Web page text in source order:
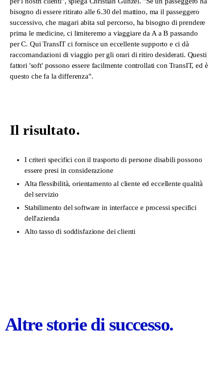
bisogno di essere ritirato alle 6.30 del mattino, ma il passeggero
successivo, che magari abita sul percorso, ha bisogno di prendere
prima le medicine, ci limiteremo a viaggiare da A a B passando
per C. Qui TransIT ci fornisce un eccellente supporto e ci dà
raccomandazioni di viaggio per gli orari di ritiro desiderati. Questi
fattori 'soft' possono essere facilmente controllati con TransIT, ed è
questo che fa la differenza".
Il risultato.
I criteri specifici con il trasporto di persone disabili possono
essere presi in considerazione
Alta flessibilità, orientamento al cliente ed eccellente qualità
del servizio
Stabilimento del software in interfacce e processi specifici
dell'azienda
Alto tasso di soddisfazione dei clienti
Altre storie di successo.